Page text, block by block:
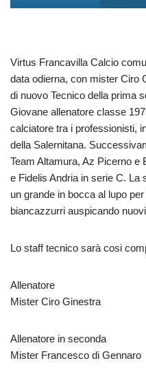
Virtus Francavilla Calcio
data odierna, con mister Ciro
di nuovo Tecnico della prima
Giovane allenatore classe
calciatore tra i professionisti,
della Salernitana.
Team Altamura, Az Picerno e
e Fidelis Andria in serie C. La
un grande in bocca al lupo
biancazzurri auspicando
Lo staff tecnico sarà cosi
Allenatore
Mister Ciro Ginestra
Allenatore in seconda
Mister Francesco di Gennaro